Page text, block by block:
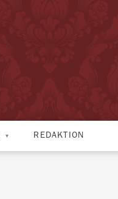
REDAKTION